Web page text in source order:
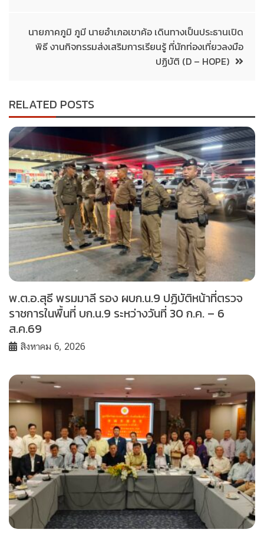
นายภาคภูมิ ภูมี นายอำเภอเขาค้อ เดินทางเป็นประธานเปิด
พิธี งานกิจกรรมส่งเสริมการเรียนรู้ ที่นักท่องเที่ยวลงมือ
ปฏิบัติ (D – HOPE)
RELATED POSTS
พ.ต.อ.สุธี พรมมาลี รอง ผบก.น.9 ปฏิบัติหน้าที่ตรวจ
ราชการในพื้นที่ บก.น.9 ระหว่างวันที่ 30 ก.ค. – 6
ส.ค.69
สิงหาคม 6, 2026